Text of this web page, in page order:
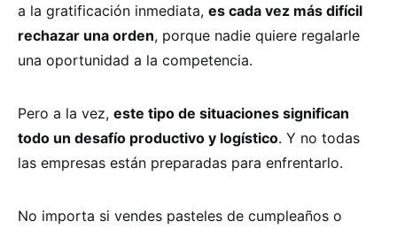
a la gratificación inmediata, es cada vez más difícil
rechazar una orden, porque nadie quiere regalarle
una oportunidad a la competencia.
Pero a la vez, este tipo de situaciones significan
todo un desafío productivo y logístico. Y no todas
las empresas están preparadas para enfrentarlo.
No importa si vendes pasteles de cumpleaños o